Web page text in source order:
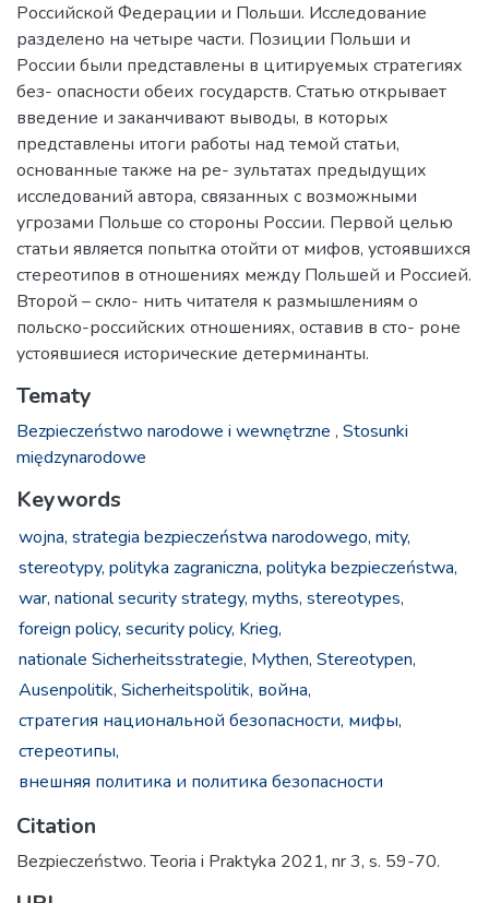
Российской Федерации и Польши. Исследование
разделено на четыре части. Позиции Польши и
России были представлены в цитируемых стратегиях
без- опасности обеих государств. Статью открывает
введение и заканчивают выводы, в которых
представлены итоги работы над темой статьи,
основанные также на ре- зультатах предыдущих
исследований автора, связанных с возможными
угрозами Польше со стороны России. Первой целью
статьи является попытка отойти от мифов, устоявшихся
стереотипов в отношениях между Польшей и Россией.
Второй – скло- нить читателя к размышлениям о
польско-российских отношениях, оставив в сто- роне
устоявшиеся исторические детерминанты.
Tematy
Bezpieczeństwo narodowe i wewnętrzne , Stosunki
międzynarodowe
Keywords
wojna, strategia bezpieczeństwa narodowego, mity,
stereotypy, polityka zagraniczna, polityka bezpieczeństwa,
war, national security strategy, myths, stereotypes,
foreign policy, security policy, Krieg,
nationale Sicherheitsstrategie, Mythen, Stereotypen,
Ausenpolitik, Sicherheitspolitik, война,
стратегия национальной безопасности, мифы,
стереотипы,
внешняя политика и политика безопасности
Citation
Bezpieczeństwo. Teoria i Praktyka 2021, nr 3, s. 59-70.